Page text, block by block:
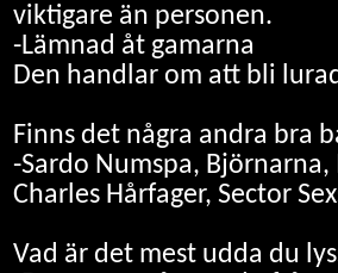
viktigare än personen.
-Lämnad åt gamarna
Den handlar om att bli
Finns det några andra bra
-Sardo Numspa,
Charles Hårfager, Sector
Vad är det mest udda du